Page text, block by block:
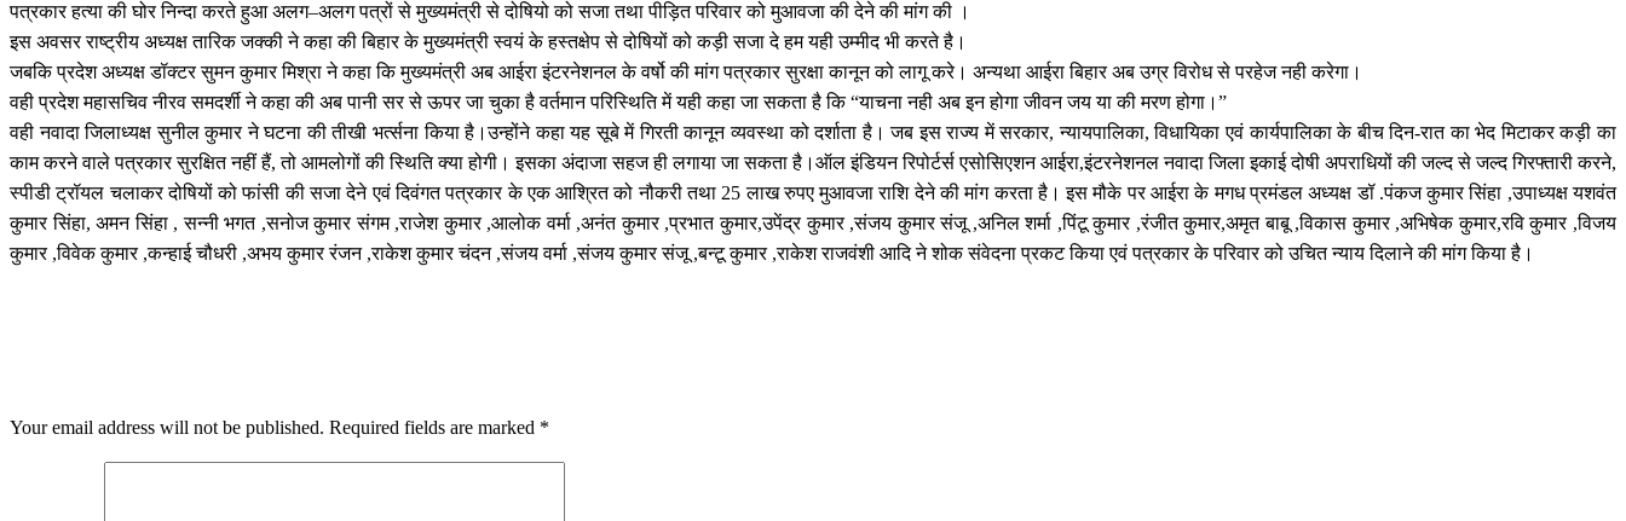
पत्रकार हत्या की घोर निन्दा करते हुआ अलग–अलग पत्रों से मुख्यमंत्री से दोषियो को सजा तथा पीड़ित परिवार को मुआवजा की देने की मांग की ।
इस अवसर राष्ट्रीय अध्यक्ष तारिक जक्की ने कहा की बिहार के मुख्यमंत्री स्वयं के हस्तक्षेप से दोषियों को कड़ी सजा दे हम यही उम्मीद भी करते है।
जबकि प्रदेश अध्यक्ष डॉक्टर सुमन कुमार मिश्रा ने कहा कि मुख्यमंत्री अब आईरा इंटरनेशनल के वर्षो की मांग पत्रकार सुरक्षा कानून को लागू करे। अन्यथा आईरा बिहार अब उग्र विरोध से परहेज नही करेगा।
वही प्रदेश महासचिव नीरव समदर्शी ने कहा की अब पानी सर से ऊपर जा चुका है वर्तमान परिस्थिति में यही कहा जा सकता है कि “याचना नही अब इन होगा जीवन जय या की मरण होगा।”
वही नवादा जिलाध्यक्ष सुनील कुमार ने घटना की तीखी भर्त्सना किया है।उन्होंने कहा यह सूबे में गिरती कानून व्यवस्था को दर्शाता है। जब इस राज्य में सरकार, न्यायपालिका, विधायिका एवं कार्यपालिका के बीच दिन-रात का भेद मिटाकर कड़ी का
काम करने वाले पत्रकार सुरक्षित नहीं हैं, तो आमलोगों की स्थिति क्या होगी। इसका अंदाजा सहज ही लगाया जा सकता है।ऑल इंडियन रिपोर्टर्स एसोसिएशन आईरा,इंटरनेशनल नवादा जिला इकाई दोषी अपराधियों की जल्द से जल्द गिरफ्तारी करने,
स्पीडी ट्रॉयल चलाकर दोषियों को फांसी की सजा देने एवं दिवंगत पत्रकार के एक आश्रित को नौकरी तथा 25 लाख रुपए मुआवजा राशि देने की मांग करता है। इस मौके पर आईरा के मगध प्रमंडल अध्यक्ष डॉ .पंकज कुमार सिंहा ,उपाध्यक्ष यशवंत
कुमार सिंहा, अमन सिंहा , सन्नी भगत ,सनोज कुमार संगम ,राजेश कुमार ,आलोक वर्मा ,अनंत कुमार ,प्रभात कुमार,उपेंद्र कुमार ,संजय कुमार संजू ,अनिल शर्मा ,पिंटू कुमार ,रंजीत कुमार,अमृत बाबू ,विकास कुमार ,अभिषेक कुमार,रवि कुमार ,विजय
कुमार ,विवेक कुमार ,कन्हाई चौधरी ,अभय कुमार रंजन ,राकेश कुमार चंदन ,संजय वर्मा ,संजय कुमार संजू ,बन्टू कुमार ,राकेश राजवंशी आदि ने शोक संवेदना प्रकट किया एवं पत्रकार के परिवार को उचित न्याय दिलाने की मांग किया है।
Your email address will not be published. Required fields are marked *